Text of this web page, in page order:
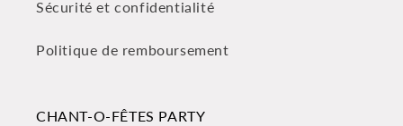
Sécurité et confidentialité
Politique de remboursement
CHANT-O-FÊTES PARTY